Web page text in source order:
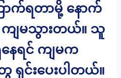
က်ရတာမို့ နောက်
ကျမသွားတယ်။ သူ
ရင် ကျမက
ရှင်းပေးပါတယ်။